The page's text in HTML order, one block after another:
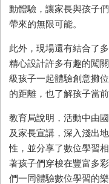
動體驗，讓家長與孩子
帶來的無限可能。
此外，現場還有結合了
精心設計許多有趣的闖
級孩子一起體驗創意攤
的距離，也了解孩子當
教育局說明，活動中由
及家長宣講，深入淺出
性，並分享了數位學習
著孩子們穿梭在豐富多
們一同體驗數位學習的樂